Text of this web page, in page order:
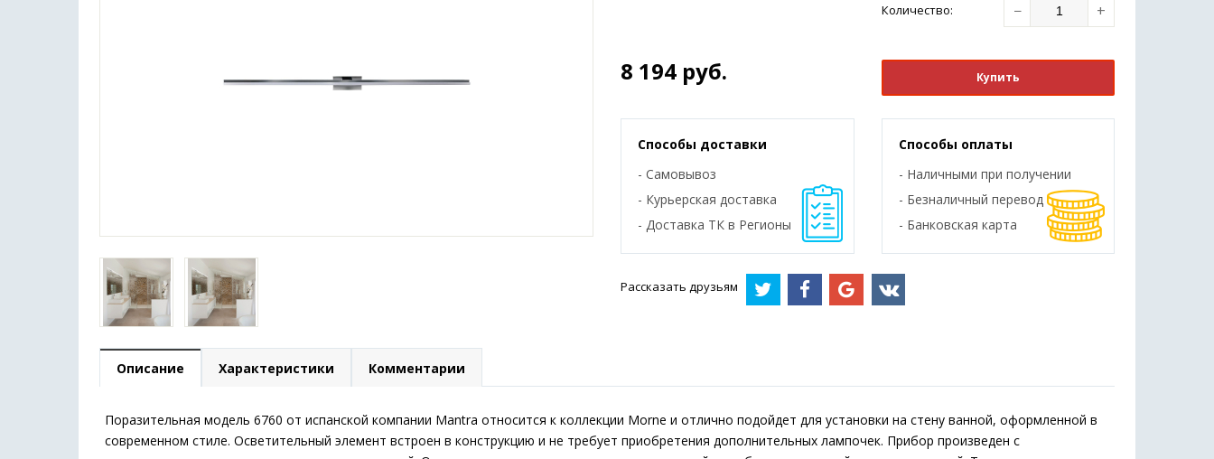
Количество: − +
8 194 руб. Купить
Способы доставки
- Самовывоз
- Курьерская доставка
- Доставка ТК в Регионы
Способы оплаты
- Наличными при получении
- Безналичный перевод
- Банковская карта
Рассказать друзьям
Описание Характеристики Комментарии
Поразительная модель 6760 от испанской компании Mantra относится к коллекции Morne и отлично подойдет для установки на стену ванной, оформленной в
современном стиле. Осветительный элемент встроен в конструкцию и не требует приобретения дополнительных лампочек. Прибор произведен с